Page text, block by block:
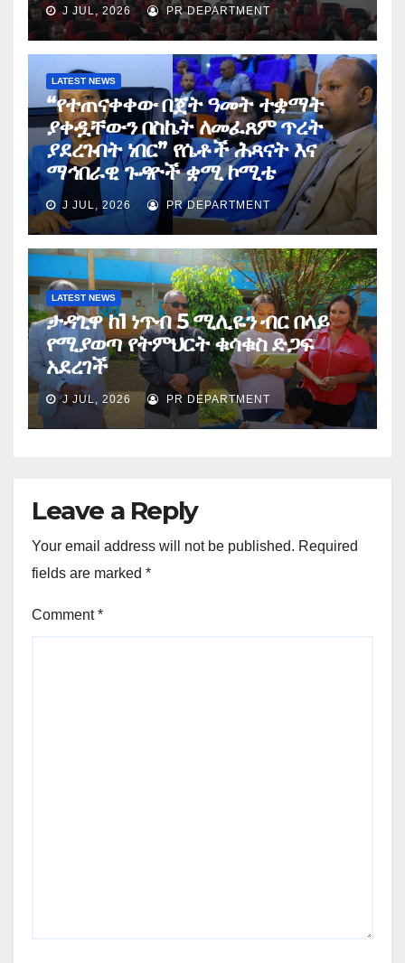
J JUL, 2026 PR DEPARTMENT
LATEST NEWS
“የተጠናቀቀው በጀት ዓመት ተቋማት
ያቀዷቸውን በስኬት ለመፈጸም ጥረት
ያደረጉበት ነበር” የሴቶች ሕጻናት እና
ማኅበራዊ ጉዳዮች ቋሚ ኮሚቴ
J JUL, 2026 PR DEPARTMENT
LATEST NEWS
ታዳጊዋ ከ1 ነጥብ 5 ሚሊዬን ብር በላይ
የሚያወጣ የትምህርት ቁሳቁስ ድጋፍ
አደረገች
J JUL, 2026 PR DEPARTMENT
Leave a Reply
Your email address will not be published. Required
fields are marked *
Comment*